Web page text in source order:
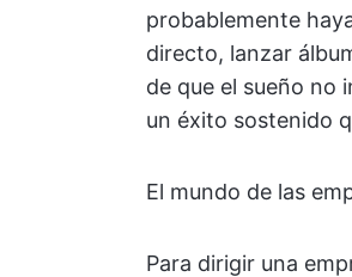
probablemente
directo, lanzar
de que el sueño no
un éxito sostenido
El mundo de las
Para dirigir una